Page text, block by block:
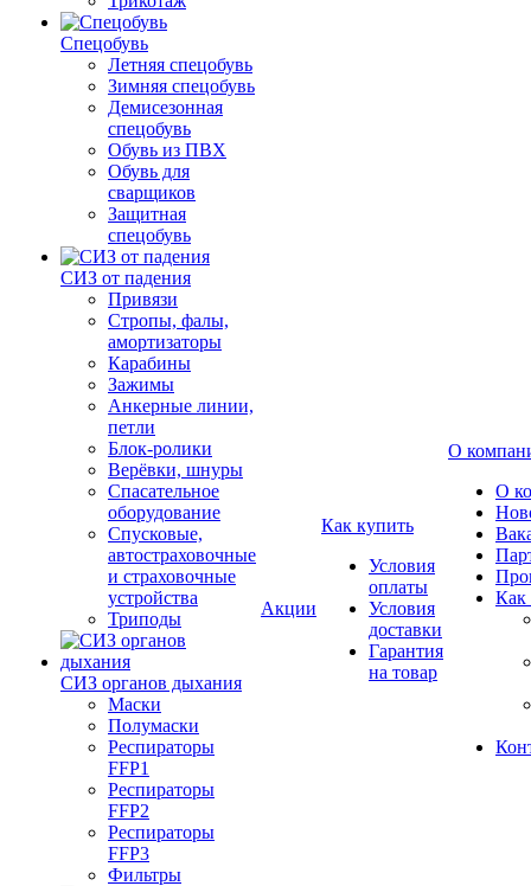
Спецобувь
Летняя спецобувь
Зимняя спецобувь
Демисезонная
спецобувь
Обувь из ПВХ
Обувь для
сварщиков
Защитная
спецобувь
СИЗ от падения
Привязи
Стропы, фалы,
амортизаторы
Карабины
Зажимы
Анкерные линии,
петли
Блок-ролики
Верёвки, шнуры
Спасательное
оборудование
Спусковые,
автостраховочные
и страховочные
устройства
Триподы
СИЗ органов дыхания
Маски
Полумаски
Респираторы
FFP1
Респираторы
FFP2
Респираторы
FFP3
Фильтры
Акции
Как купить
Условия
оплаты
Условия
доставки
Гарантия
на товар
О
О
Как